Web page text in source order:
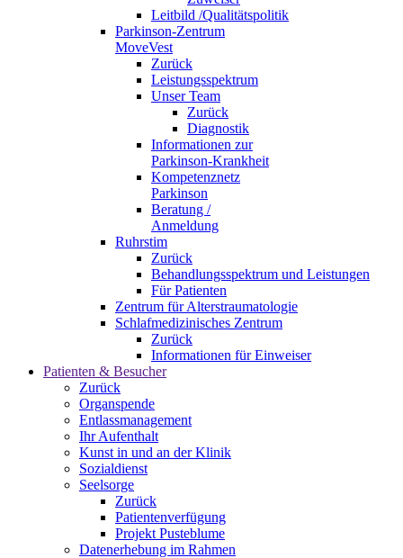
Leitbild /Qualitätspolitik
Parkinson-Zentrum
MoveVest
Zurück
Leistungsspektrum
Unser Team
Zurück
Diagnostik
Informationen zur
Parkinson-Krankheit
Kompetenznetz
Parkinson
Beratung /
Anmeldung
Ruhrstim
Zurück
Behandlungsspektrum und Leistungen
Für Patienten
Zentrum für Alterstraumatologie
Schlafmedizinisches Zentrum
Zurück
Informationen für Einweiser
Patienten & Besucher
Zurück
Organspende
Entlassmanagement
Ihr Aufenthalt
Kunst in und an der Klinik
Sozialdienst
Seelsorge
Zurück
Patientenverfügung
Projekt Pusteblume
Datenerhebung im Rahmen